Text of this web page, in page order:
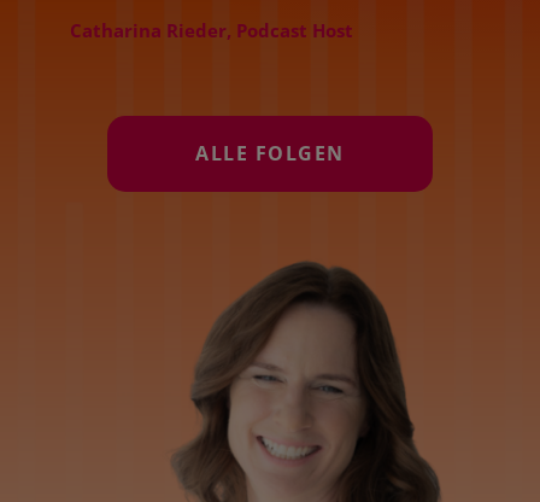
Catharina Rieder, Podcast Host
ALLE FOLGEN